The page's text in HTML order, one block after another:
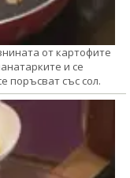
от картофите
и се
поръсват със сол.